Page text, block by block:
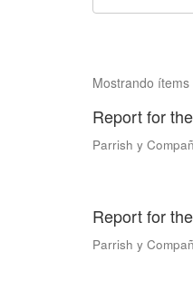
Mostrando
Report for
Parrish y
Report for
Parrish y